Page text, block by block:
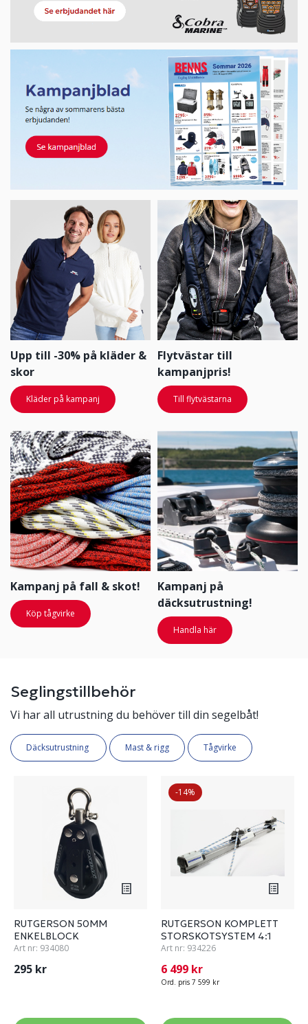
Upp till -30% på kläder &
skor
Kläder på kampanj
Flytvästar till
kampanjpris!
Till flytvästarna
Kampanj på fall & skot!
Köp tågvirke
Kampanj på
däcksutrustning!
Handla här
Seglingstillbehör
Vi har all utrustning du behöver till din segelbåt!
Däcksutrustning Mast & rigg Tågvirke
RUTGERSON 50MM
ENKELBLOCK
Art nr: 934080
295 kr
-14%
RUTGERSON KOMPLETT
STORSKOTSYSTEM 4:1
Art nr: 934226
6 499 kr
Ord. pris 7 599 kr